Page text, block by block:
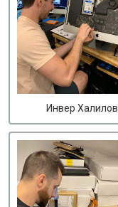
Инвер Халилов